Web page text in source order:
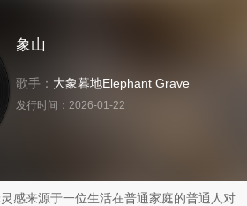
象山
歌手： 大象暮地Elephant Grave
发行时间： 2026-01-22
感来源于一位生活在普通家庭的普通人对